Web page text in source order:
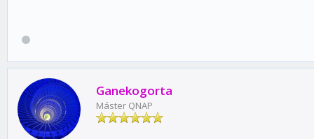
Ganekogorta
Máster QNAP